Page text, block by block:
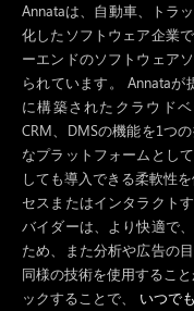
Annataは、自動車、トラ
化したソフトウェア企業
ーエンドのソフトウェア
られています。 Annata
に構築されたクラウド
CRM、DMSの機能を1つ
なプラットフォームとし
しても導入できる柔軟性
セスまたはインタラクト
バイダーは、より快適で
ため、また分析や広告の
同様の技術を使用するこ
ックすることで、
いつで